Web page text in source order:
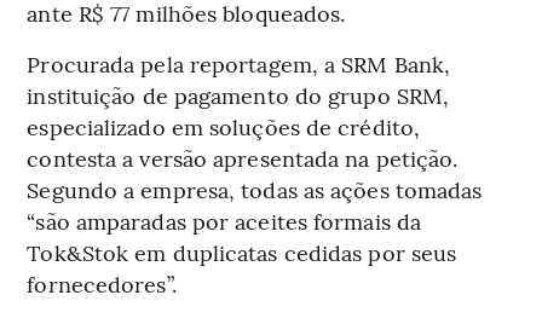
ante R$ 77 milhões bloqueados.
Procurada pela reportagem, a SRM Bank,
instituição de pagamento do grupo SRM,
especializado em soluções de crédito,
contesta a versão apresentada na petição.
Segundo a empresa, todas as ações tomadas
“são amparadas por aceites formais da
Tok&Stok em duplicatas cedidas por seus
fornecedores”.